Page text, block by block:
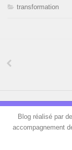
transformation
Blog réalisé par
accompagnement